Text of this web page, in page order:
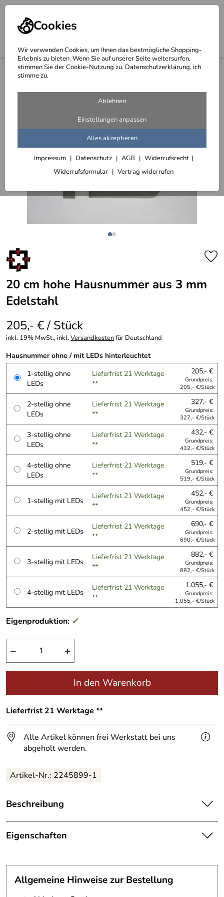
Cookies
Wir verwenden Cookies, um Ihnen das bestmögliche Shopping-
Erlebnis zu bieten. Wenn Sie auf unserer Seite weitersurfen,
stimmen Sie der Cookie-Nutzung zu. Datenschutzerklärung, ich
stimme zu.
Ablehnen
Einstellungen anpassen
Alles akzeptieren
Impressum Datenschutz AGB
Widerrufsrecht
Widerrufsformular
Vertrag widerrufen
20 cm hohe Edelstahl Hausnummern
20 cm hohe Hausnummer aus 3 mm
Edelstahl
205,- € / Stück
inkl. 19% MwSt., inkl.Versandkostenfür Deutschland
Hausnummer ohne / mit LEDs hinterleuchtet
1-stellig ohne
LEDs
Lieferfrist 21 Werktage
**
205,- €
Grundpreis:
205,- €/Stück
2-stellig ohne
LEDs
Lieferfrist 21 Werktage
**
327,- €
Grundpreis:
327,- €/Stück
3-stellig ohne
LEDs
Lieferfrist 21 Werktage
**
432,- €
Grundpreis:
432,- €/Stück
4-stellig ohne
LEDs
Lieferfrist 21 Werktage
**
519,- €
Grundpreis:
519,- €/Stück
1-stellig mit LEDs
Lieferfrist 21 Werktage
**
452,- €
Grundpreis:
452,- €/Stück
2-stellig mit LEDs
Lieferfrist 21 Werktage
**
690,- €
Grundpreis:
690,- €/Stück
3-stellig mit LEDs
Lieferfrist 21 Werktage
**
882,- €
Grundpreis:
882,- €/Stück
4-stellig mit LEDs
Lieferfrist 21 Werktage
**
1.055,- €
Grundpreis:
1.055,- €/Stück
Eigenproduktion: ✓
− +
In den Warenkorb
Lieferfrist 21 Werktage **
Alle Artikel können frei Werkstatt bei uns
abgeholt werden.
Artikel-Nr.: 2245899-1
Beschreibung
EdelstahlHausnummer13
Ihre Hausnummer sollte zu Ihnen passen.
Eigenschaften
Schrifttyp:
Charilidae
Allgemeine Hinweise zur Bestellung